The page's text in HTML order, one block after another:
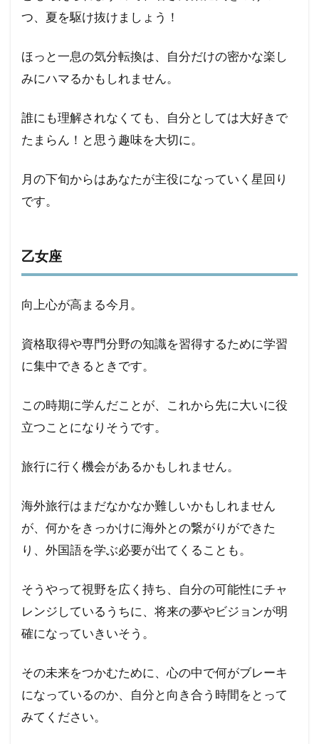
つ、夏を駆け抜けましょう！
ほっと一息の気分転換は、自分だけの密かな楽し
みにハマるかもしれません。
誰にも理解されなくても、自分としては大好きで
たまらん！と思う趣味を大切に。
月の下旬からはあなたが主役になっていく星回り
です。
乙女座
向上心が高まる今月。
資格取得や専門分野の知識を習得するために学習
に集中できるときです。
この時期に学んだことが、これから先に大いに役
立つことになりそうです。
旅行に行く機会があるかもしれません。
海外旅行はまだなかなか難しいかもしれません
が、何かをきっかけに海外との繋がりができた
り、外国語を学ぶ必要が出てくることも。
そうやって視野を広く持ち、自分の可能性にチャ
レンジしているうちに、将来の夢やビジョンが明
確になっていきいそう。
その未来をつかむために、心の中で何がブレーキ
になっているのか、自分と向き合う時間をとって
みてください。